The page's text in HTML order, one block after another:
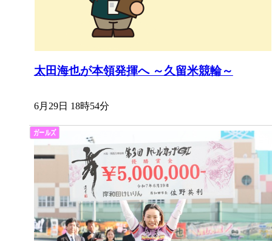
太田海也が本領発揮へ ～久留米競輪～
6月29日 18時54分